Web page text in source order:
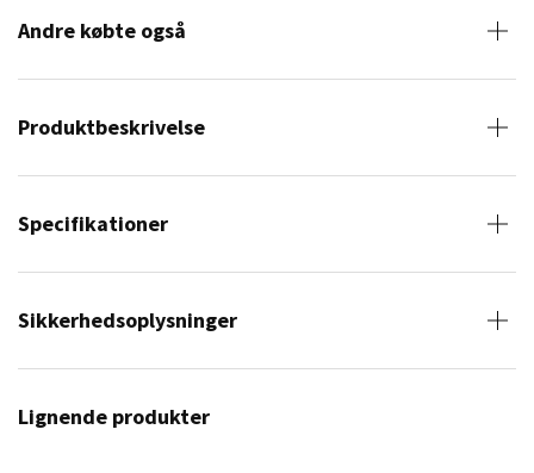
Andre købte også
Produktbeskrivelse
Specifikationer
Sikkerhedsoplysninger
Lignende produkter